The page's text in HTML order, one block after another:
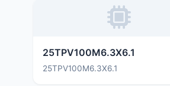
25TPV100M6.3X6.1
25TPV100M6.3X6.1